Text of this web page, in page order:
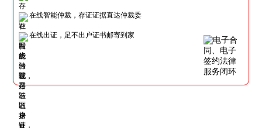
在线智能仲裁，存证证据直达仲裁委
在线出证，足不出户证书邮寄到家